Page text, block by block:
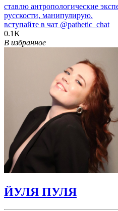
ставлю антропологические
русскости, манипулирую.
вступайте в чат @pathetic_chat
0.1K
В избранное
ЙУЛЯ ПУЛЯ